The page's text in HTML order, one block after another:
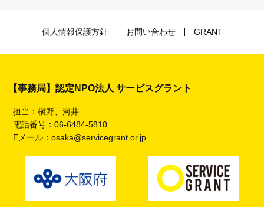
個人情報保護方針 お問い合わせ GRANT
【事務局】認定NPO法人 サービスグラント
担当：槇野、河井
電話番号：06-6484-5810
Eメール：osaka@servicegrant.or.jp